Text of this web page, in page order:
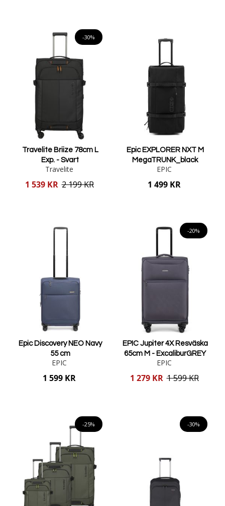
-30%
Travelite Briize 78cm L
Exp. - Svart
Travelite
Reducerat
1 539 KR 2 199 KR
Epic EXPLORER NXT M
MegaTRUNK_black
EPIC
1 499 KR
Epic Discovery NEO Navy
55 cm
EPIC
1 599 KR
-20%
EPIC Jupiter 4X Resväska
65cm M - ExcaliburGREY
EPIC
Reducerat
1 279 KR 1 599 KR
-25% -30%